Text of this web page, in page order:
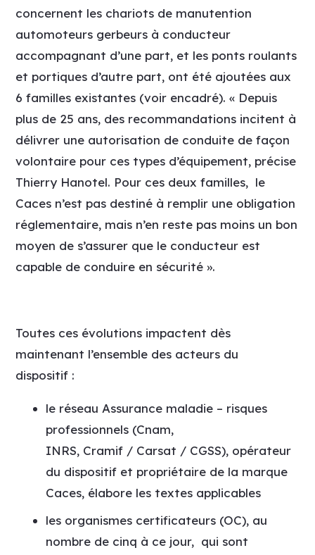
concernent les chariots de manutention
automoteurs gerbeurs à conducteur
accompagnant d’une part, et les ponts roulants
et portiques d’autre part, ont été ajoutées aux
6 familles existantes (voir encadré). « Depuis
plus de 25 ans, des recommandations incitent à
délivrer une autorisation de conduite de façon
volontaire pour ces types d’équipement, précise
Thierry Hanotel. Pour ces deux familles, le
Caces n’est pas destiné à remplir une obligation
réglementaire, mais n’en reste pas moins un bon
moyen de s’assurer que le conducteur est
capable de conduire en sécurité ».
Toutes ces évolutions impactent dès
maintenant l’ensemble des acteurs du
dispositif :
le réseau Assurance maladie – risques
professionnels (Cnam,
INRS, Cramif/ Carsat / CGSS), opérateur
du dispositif et propriétaire de la marque
Caces, élabore les textes applicables
les organismes certificateurs (OC), au
nombre de cinq à ce jour, qui sont